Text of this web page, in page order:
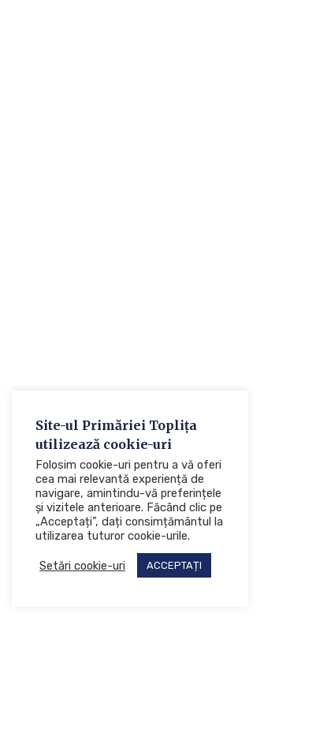
Site-ul Primăriei Toplița
utilizează cookie-uri
Folosim cookie-uri pentru a vă oferi
cea mai relevantă experiență de
navigare, amintindu-vă preferințele
și vizitele anterioare. Făcând clic pe
„Acceptați”, dați consimțământul la
utilizarea tuturor cookie-urile.
Setări cookie-uri ACCEPTAȚI